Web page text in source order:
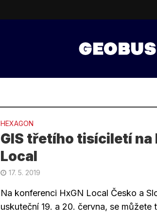
HEXAGON
GIS třetího tisíciletí na
Local
17. 5. 2019
Na konferenci HxGN Local Česko a
uskuteční 19. a 20. června, se můžete